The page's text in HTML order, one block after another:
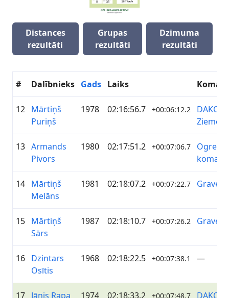
Distances
rezultāti
Grupas
rezultāti
Dzimuma
rezultāti
# Dalībnieks Gads Laiks
12 Mārtiņš
Puriņš
1978 02:16:56.7 +00:06:12.2
DAKO
13 Armands
Pivors
1980 02:17:51.2 +00:07:06.7
Ogres
14 Mārtiņš
Melāns
1981 02:18:07.2 +00:07:22.7
15 Mārtiņš
Sārs
1987 02:18:10.7 +00:07:26.2
16 Dzintars
Osītis
1968 02:18:22.5 +00:07:38.1 —
17 Jānis Rapa 1974 02:18:33.2 +00:07:48.7
DAKO